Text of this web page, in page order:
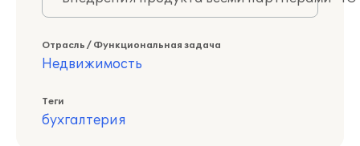
Отрасль / Функциональная задача
Недвижимость
Теги
бухгалтерия